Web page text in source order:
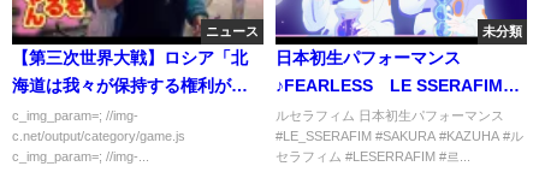
ニュース
【第三次世界大戦】ロシア「北
海道は我々が保持する権利があ
る」←ふざけんな
c_img_param=; //img-
c.net/output/category/game.js
c_img_param=; //img-...
未分類
日本初生パフォーマンス
♪FEARLESS LE SSERAFIM
(宮脇咲良）（ルセラフィム）
ルセラフィム 日本初生パフォーマンス
#LE_SSERAFIM #SAKURA #KAZUHA #ル
セラフィム #LESERRAFIM #르...